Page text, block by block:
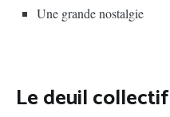
Une grande nostalgie
Le deuil collectif